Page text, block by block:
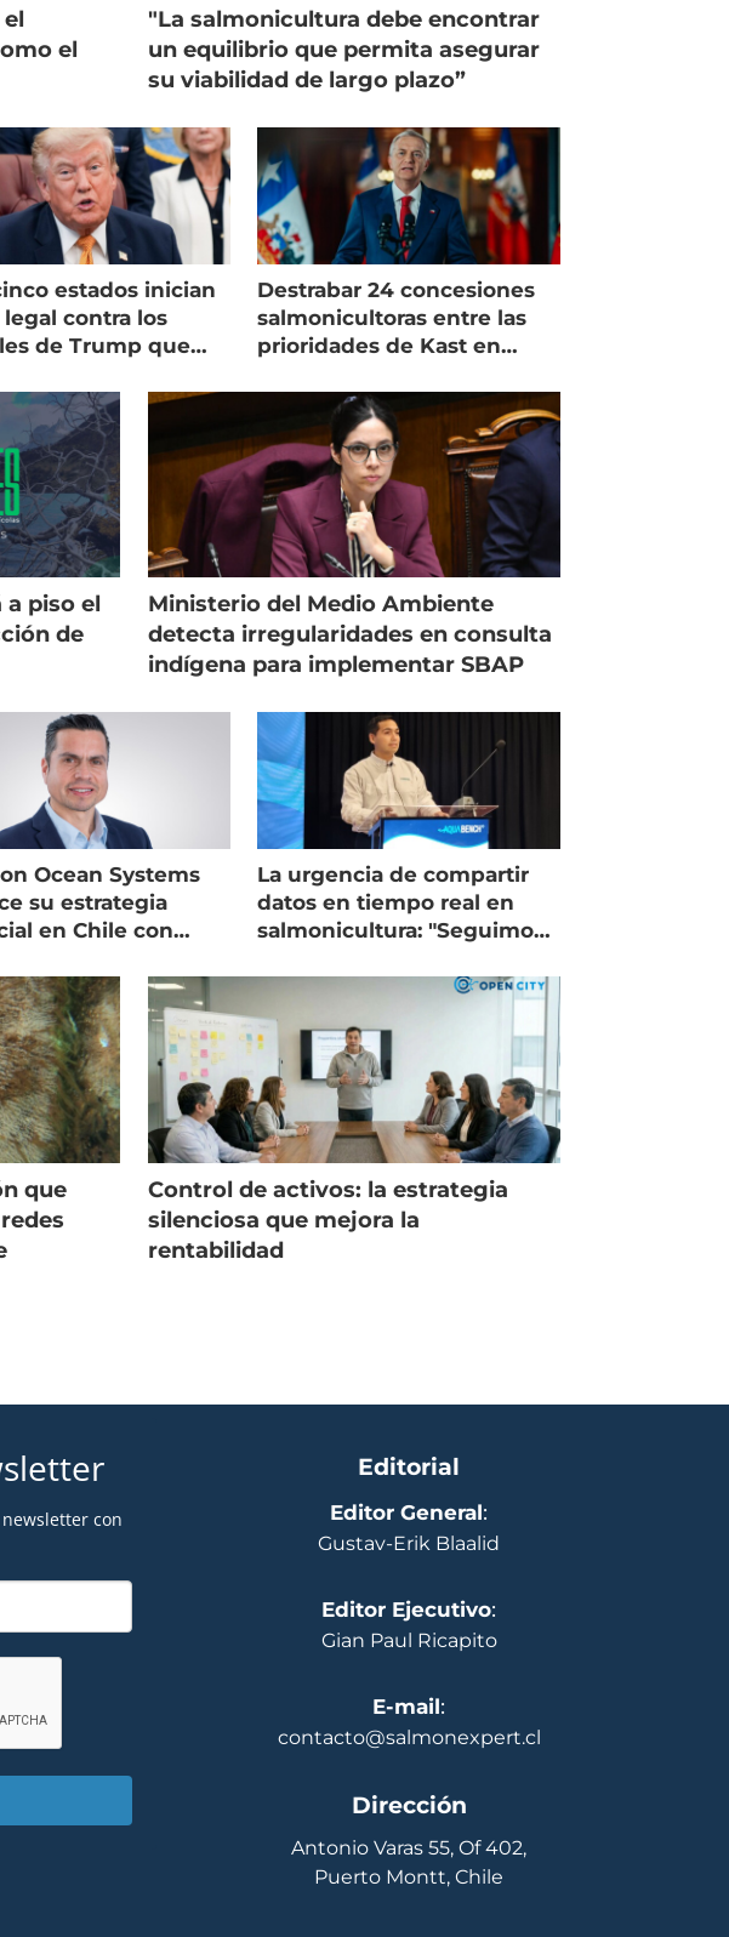
el
"La salmonicultura debe encontrar
un equilibrio que permita asegurar
su viabilidad de largo plazo”
estados inician
legal contra los
de Trump que
Destrabar 24 concesiones
salmonicultoras entre las
prioridades de Kast en
piso el
de
Ministerio del Medio Ambiente
detecta irregularidades en consulta
indígena para implementar SBAP
Ocean Systems
su estrategia
en Chile con
La urgencia de compartir
datos en tiempo real en
salmonicultura: "Seguimos
que
Control de activos: la estrategia
silenciosa que mejora la
rentabilidad
con
Editorial
Editor General:
Gustav-Erik Blaalid
Editor Ejecutivo:
Gian Paul Ricapito
E-mail:
contacto@salmonexpert.cl
Dirección
Antonio Varas 55, Of 402,
Puerto Montt, Chile